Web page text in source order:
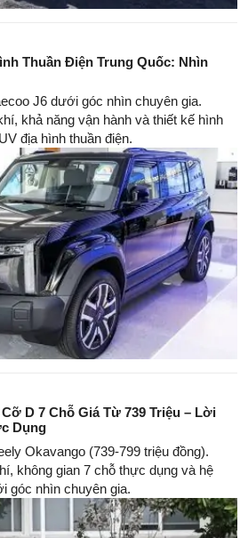
Thuần Điện Trung Quốc: Nhìn
J6 dưới góc nhìn chuyên gia.
khả năng vận hành và thiết kế hình
địa hình thuần điện.
D 7 Chỗ Giá Từ 739 Triệu – Lời
Dụng
Okavango (739-799 triệu đồng).
không gian 7 chỗ thực dụng và hệ
góc nhìn chuyên gia.